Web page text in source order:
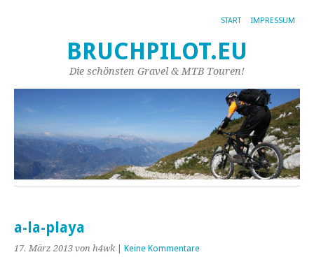
START IMPRESSUM
BRUCHPILOT.EU
Die schönsten Gravel & MTB Touren!
a-la-playa
17. März 2013 von h4wk| Keine Kommentare